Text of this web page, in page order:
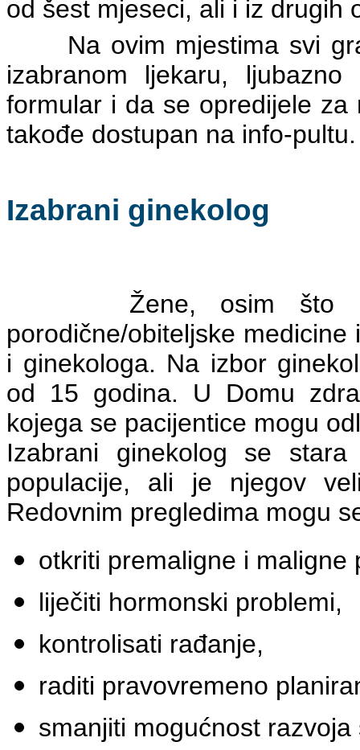
od šest mjeseci, ali i iz drugih
Na ovim mjestima svi
izabranom ljekaru,
formular i da se opredijele
takođe dostupan na info-
Izabrani ginekolog
Žene, osim što
porodične/obiteljske
i ginekologa. Na izbor
od 15 godina. U Domu
kojega se pacijentice mogu
Izabrani ginekolog se
populacije, ali je njegov
Redovnim pregledima mogu
otkriti premaligne i maligne
liječiti hormonski problemi,
kontrolisati rađanje,
raditi pravovremeno
smanjiti mogućnost